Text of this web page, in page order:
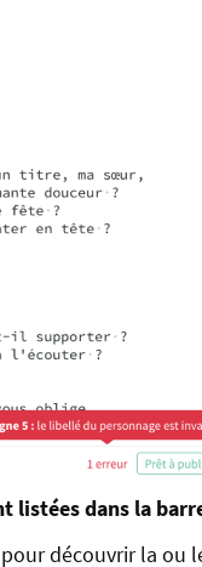
listées dans la
découvrir la ou